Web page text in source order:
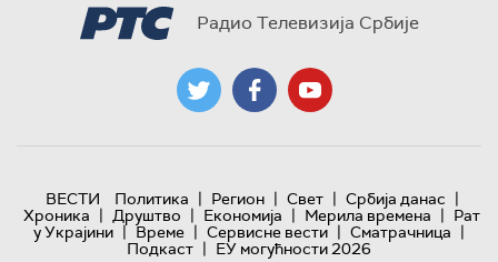
Радио Телевизија Србије
ВЕСТИ Политика | Регион | Свет | Србија данас |
Хроника | Друштво | Економија | Мерила времена | Рат
у Украјини | Време | Сервисне вести | Сматрачница |
Подкаст | ЕУ могућности 2026